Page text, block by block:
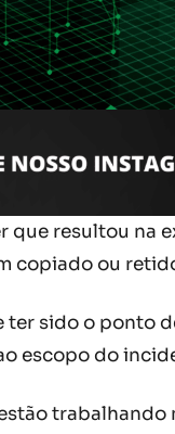
resultou na
copiado ou
sido o ponto
escopo do